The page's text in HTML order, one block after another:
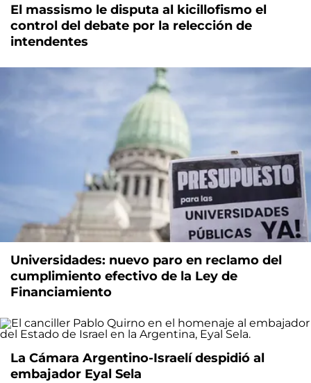
El massismo le disputa al kicillofismo el
control del debate por la relección de
intendentes
Universidades: nuevo paro en reclamo del
cumplimiento efectivo de la Ley de
Financiamiento
La Cámara Argentino-Israelí despidió al
embajador Eyal Sela